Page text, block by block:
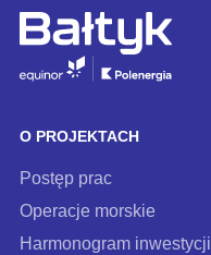
zapisz
O PROJEKTACH
Postęp prac
Operacje morskie
Harmonogram inwestycji